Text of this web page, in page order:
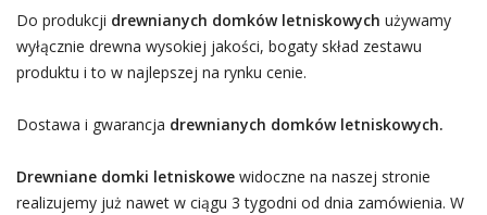
Do produkcji drewnianych domków letniskowych używamy
wyłącznie drewna wysokiej jakości, bogaty skład zestawu
produktu i to w najlepszej na rynku cenie.
Dostawa i gwarancja drewnianych domków letniskowych.
Drewniane domki letniskowe widoczne na naszej stronie
realizujemy już nawet w ciągu 3 tygodni od dnia zamówienia. W